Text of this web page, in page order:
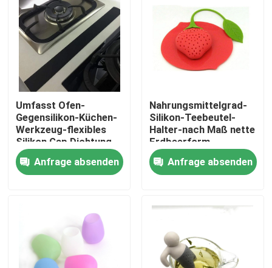
Über uns
Umfasst Ofen-
Gegensilikon-Küchen-
Werkzeug-flexibles
Silikon Gap Dichtung
Gap
Anfrage absenden
Nahrungsmittelgrad-
Silikon-Teebeutel-
Halter-nach Maß nette
Erdbeerform
Anfrage absenden